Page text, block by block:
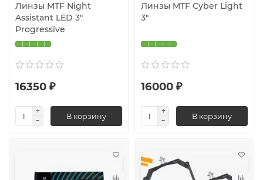
Линзы MTF Night
Assistant LED 3″
Progressive
16350 ₽
В корзину
Линзы MTF Cyber Light
3″
16000 ₽
В корзину